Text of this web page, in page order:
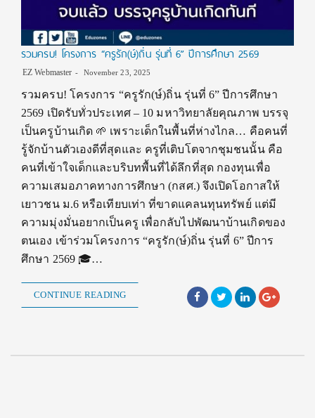
รวมครบ! โครงการ “ครูรัก(ษ์)ถิ่น รุ่นที่ 6” ปีการศึกษา 2569
EZ Webmaster November 23, 2025
รวมครบ! โครงการ “ครูรัก(ษ์)ถิ่น รุ่นที่ 6” ปีการศึกษา
2569 เปิดรับทั่วประเทศ – 10 มหาวิทยาลัยคุณภาพ บรรจุ
เป็นครูบ้านเกิด 🌱 เพราะเด็กในพื้นที่ห่างไกล… คือคนที่
รู้จักบ้านตัวเองดีที่สุดและ ครูที่เติบโตจากชุมชนนั้น คือ
คนที่เข้าใจเด็กและบริบทพื้นที่ได้ลึกที่สุด กองทุนเพื่อ
ความเสมอภาคทางการศึกษา (กสศ.) จึงเปิดโอกาสให้
เยาวชน ม.6 หรือเทียบเท่า ที่ขาดแคลนทุนทรัพย์ แต่มี
ความมุ่งมั่นอยากเป็นครู เพื่อกลับไปพัฒนาบ้านเกิดของ
ตนเอง เข้าร่วมโครงการ “ครูรัก(ษ์)ถิ่น รุ่นที่ 6” ปีการ
ศึกษา 2569 🎓…
CONTINUE READING